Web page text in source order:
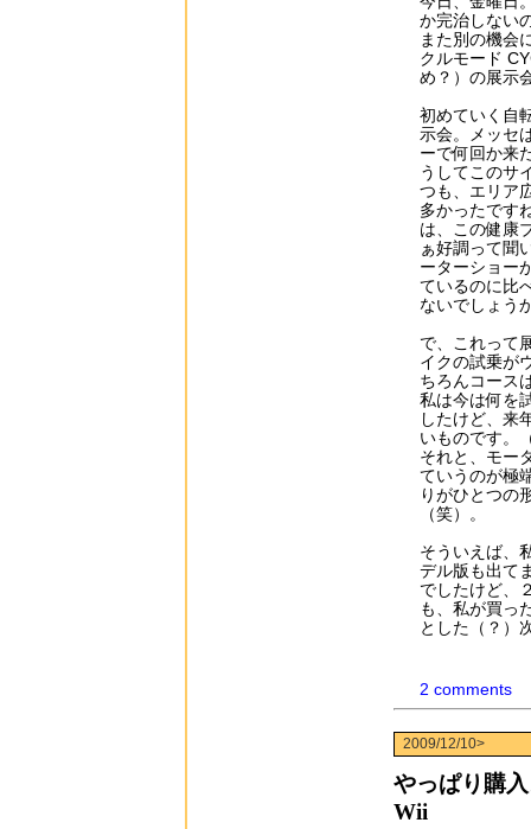
か完治しない
また別の機会
クルモード
め？）の展示
初めていく自
示会。メッセ
ーで何回か来
うしてこのサ
つも、エリア
多かったです
は、この健康
ぁ好調って聞
ーターショー
ているのに比
ないでしょう
で、これって
イクの試乗が
ちろんコース
私は今は何を
したけど、来
いものです。
それと、モー
ていうのが極
りがひとつの
（笑）。
そういえば、
デル版も出て
でしたけど、
も、私が買っ
とした（？）
2 comments
2009/12/10>
やっぱり購
Wii